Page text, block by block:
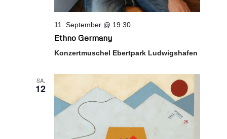
Ethno Germany
11. September @ 19:30
Konzertmuschel Ebertpark Ludwigshafen
SA.
12